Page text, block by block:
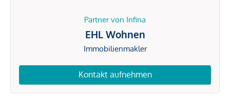
Partner von Infina
EHL Wohnen
Immobilienmakler
Kontakt aufnehmen